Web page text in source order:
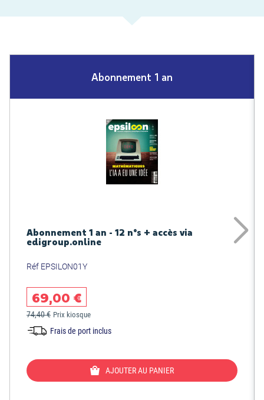
Abonnement 1 an
Abonnement 1 an - 12 n°s + accès via
edigroup.online
Réf EPSILON01Y
69,00 €
74,40 € Prix kiosque
Frais de port inclus
AJOUTER AU PANIER